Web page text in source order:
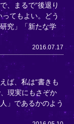
、まるで“後退り
てもよい。どう
究」「新たな学
2016.07.17
ば、私は“書きも
現実にもさぞか
」であるかのよう